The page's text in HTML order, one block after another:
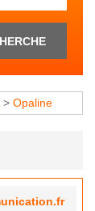
> Opaline